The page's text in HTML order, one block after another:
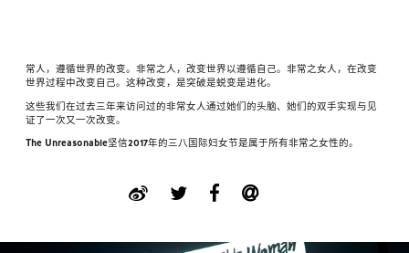
常人，遵循世界的改变。非常之人，改变世界以遵循自己。非常之女人，在改变
世界过程中改变自己。这种改变，是突破是蜕变是进化。
这些我们在过去三年来访问过的非常女人通过她们的头脑、她们的双手实现与见
证了一次又一次改变。
The Unreasonable坚信2017年的三八国际妇女节是属于所有非常之女性的。